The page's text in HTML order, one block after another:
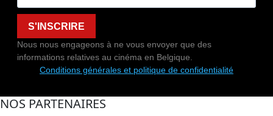
S'INSCRIRE
Nous nous engageons à ne vous envoyer que des
informations relatives au cinéma en Belgique.
Conditions générales et politique de confidentialité
NOS PARTENAIRES